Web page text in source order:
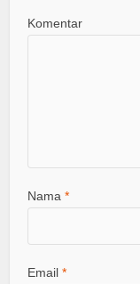
Komentar
Nama*
Email*